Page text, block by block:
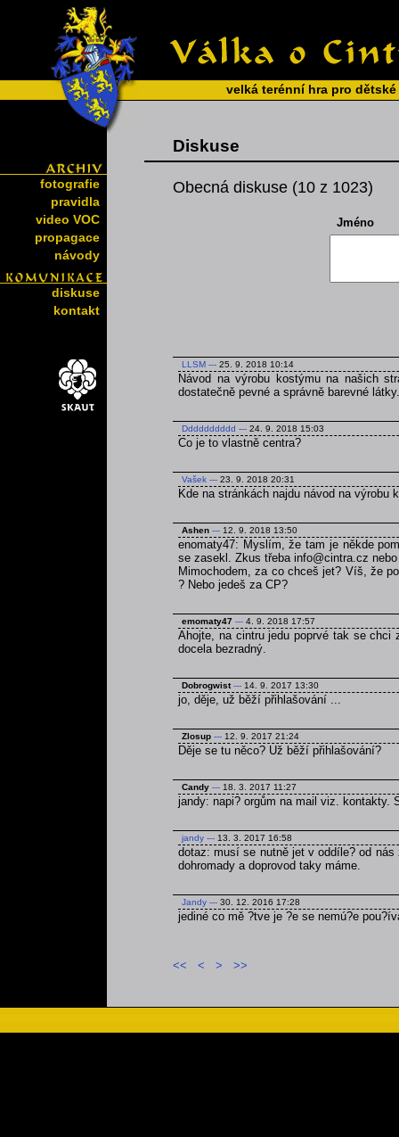
velká terénní hra pro
fotografie
pravidla
video VOC
propagace
návody
diskuse
kontakt
Diskuse
Obecná diskuse (10 z 1023)
Jméno
LLSM --- 25. 9. 2018 10:14
Návod na výrobu kostýmu na našich
dostatečně pevné a správně barevné látky.
Dddddddddd --- 24. 9. 2018 15:03
Co je to vlastně centra?
Vašek --- 23. 9. 2018 20:31
Kde na stránkách najdu návod na výrobu
Ashen --- 12. 9. 2018 13:50
enomaty47: Myslím, že tam je někde
se zasekl. Zkus třeba info@cintra.cz
Mimochodem, za co chceš jet? Víš, že
? Nebo jedeš za CP?
emomaty47 --- 4. 9. 2018 17:57
Ahojte, na cintru jedu poprvé tak se chci
docela bezradný.
Dobrogwist --- 14. 9. 2017 13:30
jo, děje, už běží přihlašování ...
Zlosup --- 12. 9. 2017 21:24
Děje se tu něco? Už běží přihlašování?
Candy --- 18. 3. 2017 11:27
jandy: napi? orgům na mail viz. kontakty.
jandy --- 13. 3. 2017 16:58
dotaz: musí se nutně jet v oddíle? od
dohromady a doprovod taky máme.
Jandy --- 30. 12. 2016 17:28
jediné co mě ?tve je ?e se nemú?e
<< < > >>